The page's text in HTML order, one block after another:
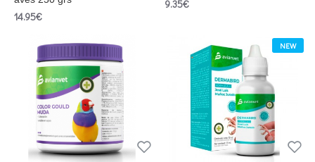
14.95€
9.35€
NEW